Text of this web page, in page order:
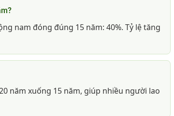
nam đóng đúng 15 năm: 40%. Tỷ lệ tăng
năm xuống 15 năm, giúp nhiều người lao